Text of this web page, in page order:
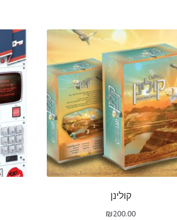
קולינן
₪200.00